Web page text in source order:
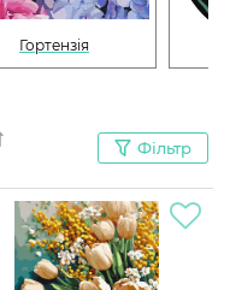
Гортензія
Фільтр